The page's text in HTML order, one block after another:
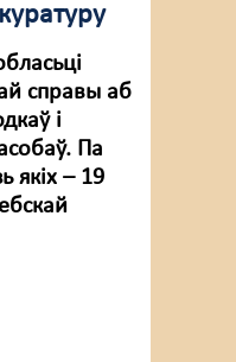
справы аб
і
Па
якіх – 19